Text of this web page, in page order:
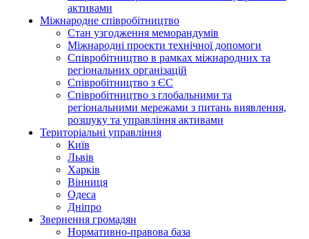
активами
Міжнародне співробітництво
Стан узгодження меморандумів
Міжнародні проекти технічної допомоги
Співробітництво в рамках міжнародних та
регіональних організацій
Співробітництво з ЄС
Співробітництво з глобальними та
регіональними мережами з питань виявлення,
розшуку та управління активами
Територіальні управління
Київ
Львів
Харків
Вінниця
Одеса
Дніпро
Звернення громадян
Нормативно-правова база